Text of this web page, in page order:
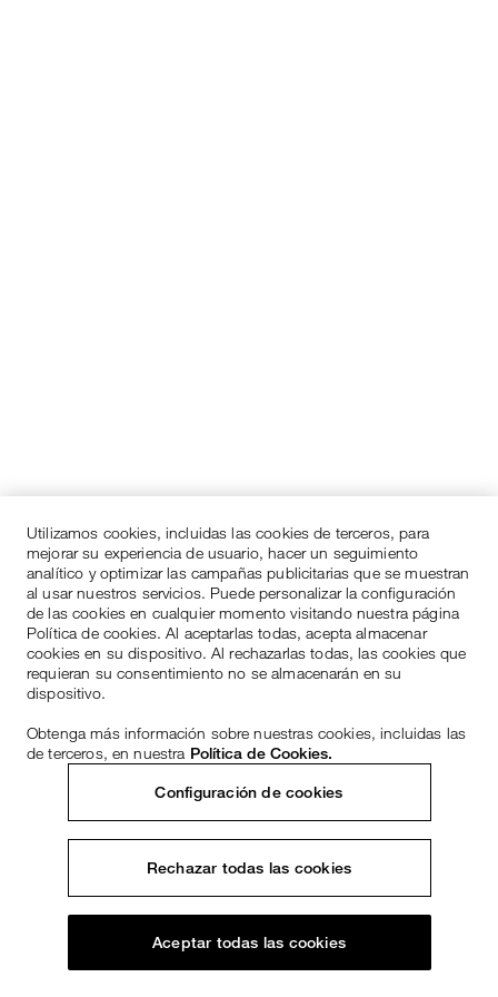
Utilizamos cookies, incluidas las cookies de terceros, para
mejorar su experiencia de usuario, hacer un seguimiento
analítico y optimizar las campañas publicitarias que se muestran
al usar nuestros servicios. Puede personalizar la configuración
de las cookies en cualquier momento visitando nuestra página
Política de cookies. Al aceptarlas todas, acepta almacenar
cookies en su dispositivo. Al rechazarlas todas, las cookies que
requieran su consentimiento no se almacenarán en su
dispositivo.
Obtenga más información sobre nuestras cookies, incluidas las
de terceros, en nuestra Política de Cookies.
Configuración de cookies
Rechazar todas las cookies
Aceptar todas las cookies